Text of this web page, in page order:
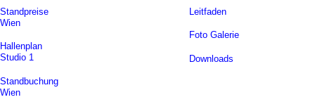
Standpreise
Wien
Hallenplan
Studio 1
Standbuchung
Wien
Leitfaden
Foto Galerie
Downloads